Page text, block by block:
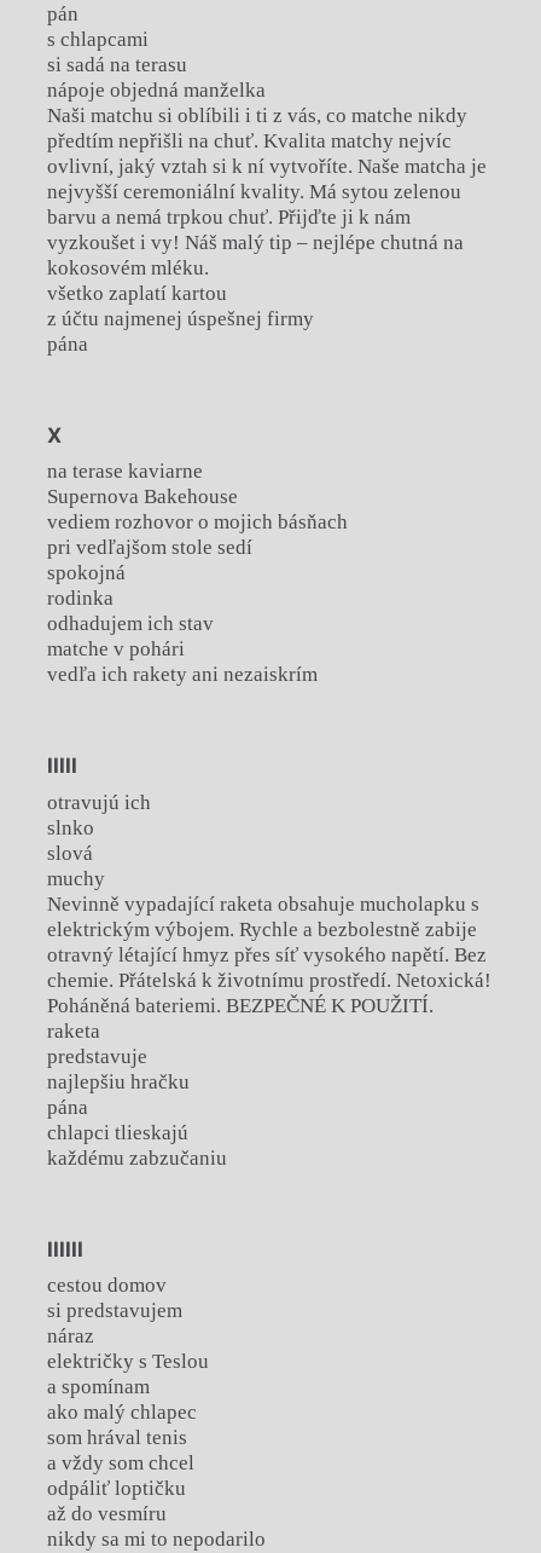
pán
s chlapcami
si sadá na terasu
nápoje objedná manželka
Naši matchu si oblíbili i ti z vás, co matche nikdy
předtím nepřišli na chuť. Kvalita matchy nejvíc
ovlivní, jaký vztah si k ní vytvoříte. Naše matcha je
nejvyšší ceremoniální kvality. Má sytou zelenou
barvu a nemá trpkou chuť. Přijďte ji k nám
vyzkoušet i vy! Náš malý tip – nejlépe chutná na
kokosovém mléku.
všetko zaplatí kartou
z účtu najmenej úspešnej firmy
pána
X
na terase kaviarne
Supernova Bakehouse
vediem rozhovor o mojich básňach
pri vedľajšom stole sedí
spokojná
rodinka
odhadujem ich stav
matche v pohári
vedľa ich rakety ani nezaiskrím
IIIII
otravujú ich
slnko
slová
muchy
Nevinně vypadající raketa obsahuje mucholapku s
elektrickým výbojem. Rychle a bezbolestně zabije
otravný létající hmyz přes síť vysokého napětí. Bez
chemie. Přátelská k životnímu prostředí. Netoxická!
Poháněná bateriemi. BEZPEČNÉ K POUŽITÍ.
raketa
predstavuje
najlepšiu hračku
pána
chlapci tlieskajú
každému zabzučaniu
IIIIII
cestou domov
si predstavujem
náraz
električky s Teslou
a spomínam
ako malý chlapec
som hrával tenis
a vždy som chcel
odpáliť loptičku
až do vesmíru
nikdy sa mi to nepodarilo